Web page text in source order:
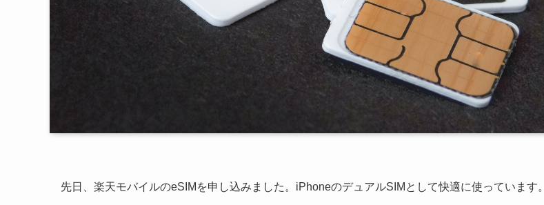
先日、楽天モバイルのeSIMを申し込みました。iPhoneのデュアルSIMとして快適に使っています。